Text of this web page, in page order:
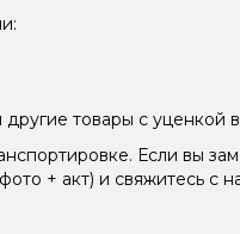
товары с уценкой
Если вы
+ акт) и свяжитесь с